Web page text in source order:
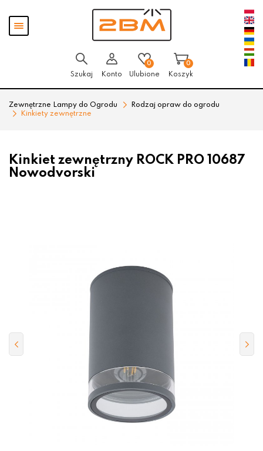
Pokaż
menu
Szukaj Konto
0
Ulubione
0
Koszyk
Zewnętrzne Lampy do Ogrodu
Rodzaj opraw do ogrodu
Kinkiety zewnętrzne
Kinkiet zewnętrzny ROCK PRO 10687
Nowodvorski